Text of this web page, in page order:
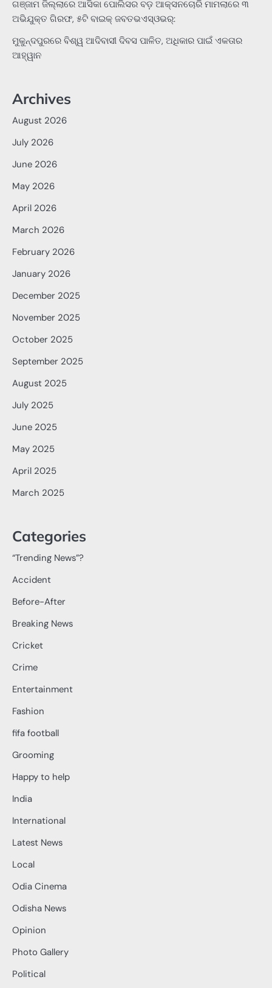
ଗଞ୍ଜାମ ଜିଲ୍ଲାରେ ଆସିକା ପୋଲିସର ବଡ଼ ଆକ୍ସନଚୋରି ମାମଲାରେ ୩
ଅଭିଯୁକ୍ତ ଗିରଫ, ୫ଟି ବାଇକ୍ ଜବତଭଏସ୍‌ଓଭର୍:
ମୁକୁନ୍ଦପୁରରେ ବିଶ୍ୱ ଆଦିବାସୀ ଦିବସ ପାଳିତ, ଅଧିକାର ପାଇଁ ଏକତାର
ଆହ୍ୱାନ
Archives
August 2026
July 2026
June 2026
May 2026
April 2026
March 2026
February 2026
January 2026
December 2025
November 2025
October 2025
September 2025
August 2025
July 2025
June 2025
May 2025
April 2025
March 2025
Categories
“Trending News”?
Accident
Before-After
Breaking News
Cricket
Crime
Entertainment
Fashion
fifa football
Grooming
Happy to help
India
International
Latest News
Local
Odia Cinema
Odisha News
Opinion
Photo Gallery
Political